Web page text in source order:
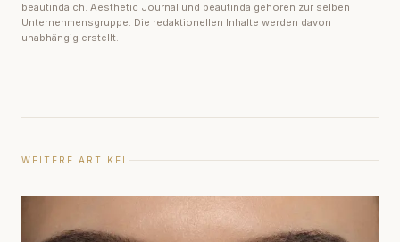
beautinda.ch. Aesthetic Journal und beautinda gehören zur selben
Unternehmensgruppe. Die redaktionellen Inhalte werden davon
unabhängig erstellt.
WEITERE ARTIKEL